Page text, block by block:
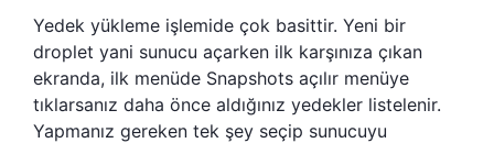
Yedek yükleme işlemide çok basittir. Yeni bir
droplet yani sunucu açarken ilk karşınıza çıkan
ekranda, ilk menüde Snapshots açılır menüye
tıklarsanız daha önce aldığınız yedekler listelenir.
Yapmanız gereken tek şey seçip sunucuyu